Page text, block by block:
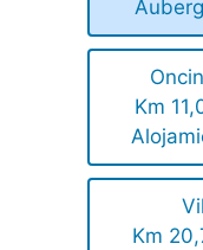
Km
Km